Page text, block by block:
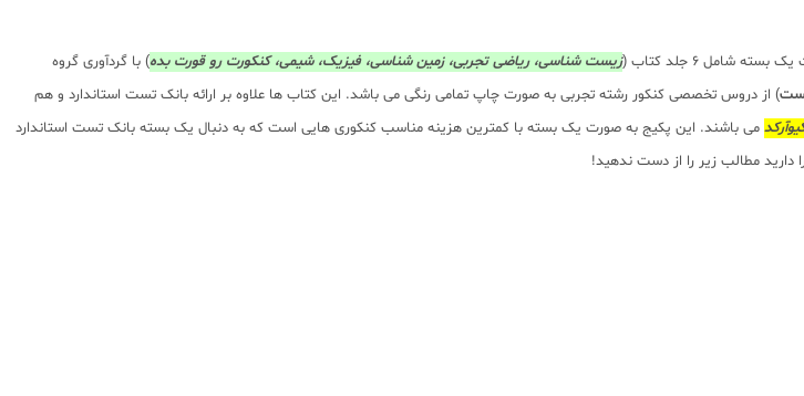
شامل 6 جلد کتاب ( زیست شناسی، ریاضی تجربی، زمین شناسی، فیزیک، شیمی، کنکورت رو قورت بده) با گردآوری گروه
) از دروس تخصصی کنکور رشته تجربی به صورت چاپ تمامی رنگی می باشد. این کتاب ها علاوه بر ارائه بانک تست استاندارد و هم
می باشند. این پکیج به صورت یک بسته با کمترین هزینه مناسب کنکوری هایی است که به دنبال یک بسته بانک تست استاندارد
دارید مطالب زیر را از دست ندهید!